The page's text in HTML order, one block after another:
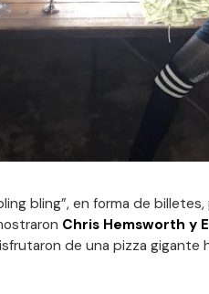
bling”, en forma de
Chris Hemsworth y
de una pizza gigante